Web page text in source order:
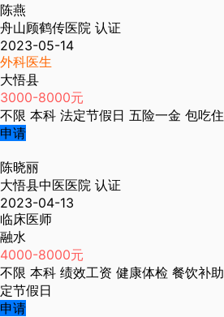
陈燕
舟山顾鹤传医院 认证
2023-05-14
外科医生
大悟县
3000-8000元
不限 本科 法定节假日 五险一金 包吃住
申请
陈晓丽
大悟县中医医院 认证
2023-04-13
临床医师
融水
4000-8000元
不限 本科 绩效工资 健康体检 餐饮补助
定节假日
申请